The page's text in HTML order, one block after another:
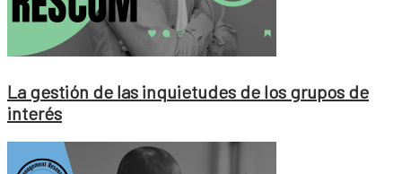
La gestión de las inquietudes de los grupos de
interés